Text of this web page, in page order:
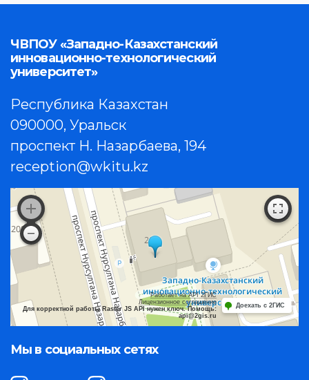
ЧВПОУ «Западно-Казахстанский
инновационно-технологический
университет»
Республика Казахстан
090000, Уральск
проспект Н. Назарбаева, 194
reception@wkitu.kz
Работает на API 2ГИС
Лицензионное соглашение
Для корректной работы Raster JS API нужен ключ. Помощь:
api@2gis.ru
Доехать с 2ГИС
Мы в социальных сетях